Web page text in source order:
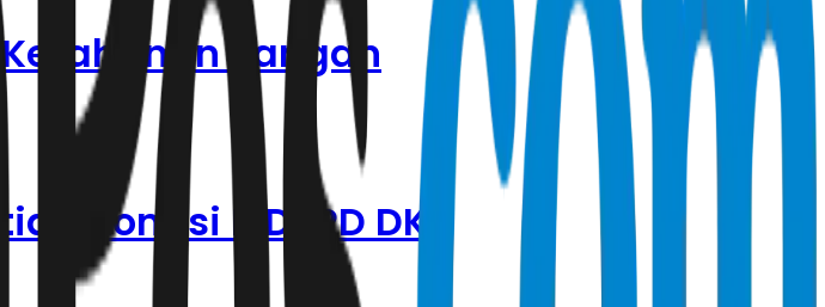
Pangan
Komisi B DPRD DKI